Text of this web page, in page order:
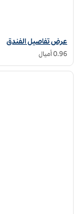
عرض تفاصيل الفندق
عرض تفاصيل الفندق
0.96 أميال
1 من 12